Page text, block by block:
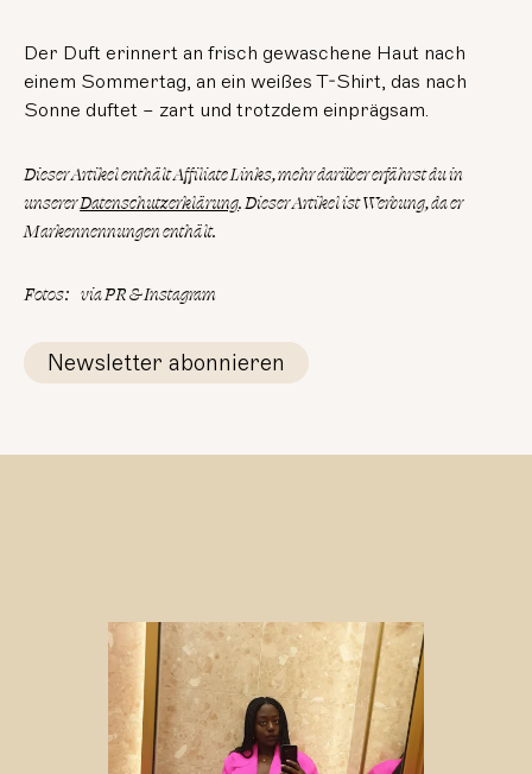
Der Duft erinnert an frisch gewaschene Haut nach
einem Sommertag, an ein weißes T-Shirt, das nach
Sonne duftet – zart und trotzdem einprägsam.
Dieser Artikel enthält Affiliate Links, mehr darüber erfährst du in
unsererDatenschutzerklärung.Dieser Artikel ist Werbung, da er
Markennennungen enthält.
Fotos: via PR & Instagram
Newsletter abonnieren